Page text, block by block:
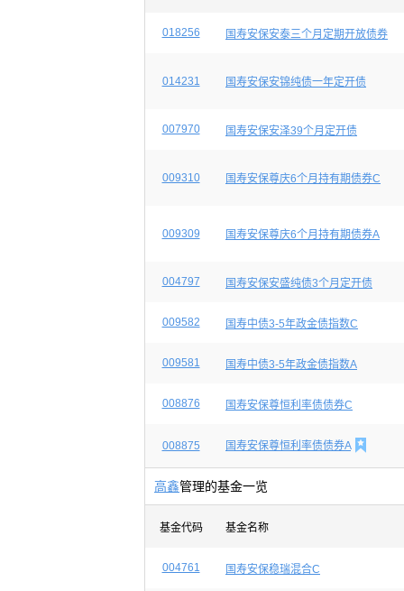
018256 国寿安保安泰三个月定期开放债券
014231 国寿安保安锦纯债一年定开债
007970 国寿安保安泽39个月定开债
009310 国寿安保尊庆6个月持有期债券C
009309 国寿安保尊庆6个月持有期债券A
004797 国寿安保安盛纯债3个月定开债
009582 国寿中债3-5年政金债指数C
009581 国寿中债3-5年政金债指数A
008876 国寿安保尊恒利率债债券C
008875 国寿安保尊恒利率债债券A 
高鑫管理的基金一览
基金代码 基金名称
004761 国寿安保稳瑞混合C